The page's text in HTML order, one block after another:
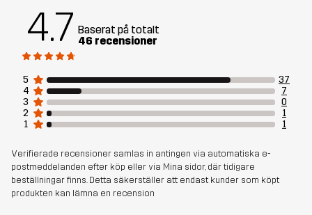
Vikt 241g i storlek M
Artikelnummer 14307_2184
4.7 Baserat på totalt
46 recensioner
5
37
4
7
3
0
2
1
1
1
Verifierade recensioner samlas in antingen via automatiska e-
postmeddelanden efter köp eller via Mina sidor, där tidigare
beställningar finns. Detta säkerställer att endast kunder som köpt
produkten kan lämna en recension